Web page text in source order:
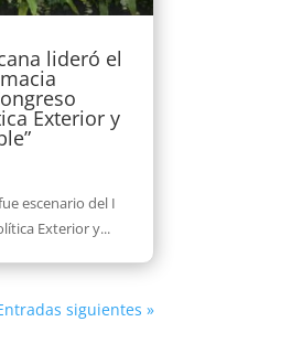
lideró el
Exterior y
escenario del I
Exterior y...
siguientes »